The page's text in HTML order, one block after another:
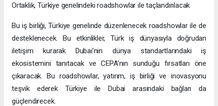
Ortaklık, Türkiye genelindeki roadshowlar ile taçlandırılacak
Bu iş birliği, Türkiye genelinde düzenlenecek roadshowlar ile de
desteklenecek. Bu etkinlikler, Türk iş dünyasıyla doğrudan
iletişim kurarak Dubai’nin dünya standartlarındaki iş
ekosistemini tanıtacak ve CEPA’nın sunduğu fırsatları öne
çıkaracak. Bu roadshowlar, yatırım, iş birliği ve inovasyonu
teşvik ederek Türkiye ile Dubai arasındaki bağları da
güçlendirecek.